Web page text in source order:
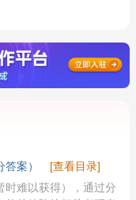
案）
[查看目录]
时难以获得），通过分